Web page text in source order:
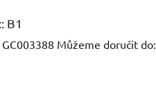
B1
GC003388 Můžeme doručit do: